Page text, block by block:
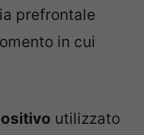
prefrontale
in cui
utilizzato